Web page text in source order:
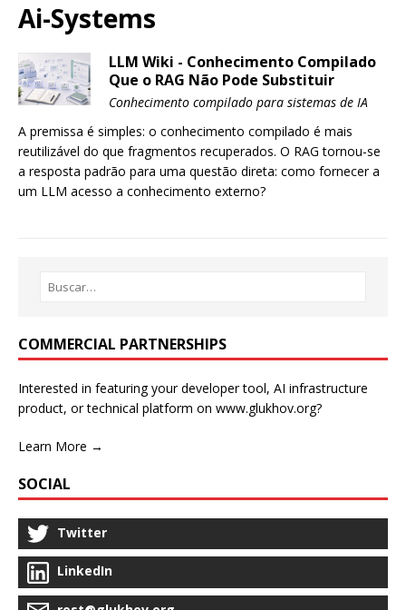
Ai-Systems
LLM Wiki - Conhecimento Compilado
Que o RAG Não Pode Substituir
Conhecimento compilado para sistemas de IA
A premissa é simples: o conhecimento compilado é mais
reutilizável do que fragmentos recuperados. O RAG tornou-se
a resposta padrão para uma questão direta: como fornecer a
um LLM acesso a conhecimento externo?
COMMERCIAL PARTNERSHIPS
Interested in featuring your developer tool, AI infrastructure
product, or technical platform on www.glukhov.org?
Learn More →
SOCIAL
Twitter
LinkedIn